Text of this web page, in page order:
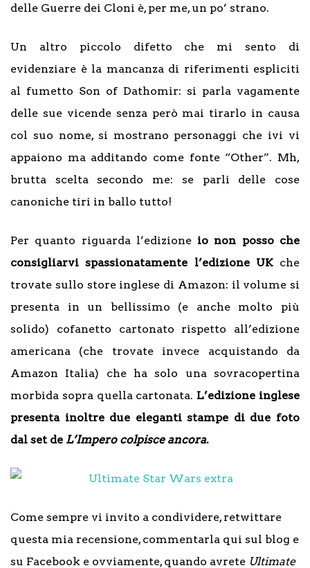
delle Guerre dei Cloni è, per me, un po’ strano.
Un altro piccolo difetto che mi sento di
evidenziare è la mancanza di riferimenti espliciti
al fumetto Son of Dathomir: si parla vagamente
delle sue vicende senza però mai tirarlo in causa
col suo nome, si mostrano personaggi che ivi vi
appaiono ma additando come fonte “Other”. Mh,
brutta scelta secondo me: se parli delle cose
canoniche tiri in ballo tutto!
Per quanto riguarda l’edizioneio non posso che
consigliarvi spassionatamente l’edizione UKche
trovate sullo store inglese di Amazon: il volume si
presenta in un bellissimo (e anche molto più
solido) cofanetto cartonato rispetto all’edizione
americana (che trovate invece acquistando da
Amazon Italia) che ha solo una sovracopertina
morbida sopra quella cartonata. L’edizione inglese
presenta inoltre due eleganti stampe di due foto
dal set de L’Impero colpisce ancora.
Come sempre vi invito a condividere, retwittare
questa mia recensione, commentarla qui sul blog e
su Facebook e ovviamente, quando avrete Ultimate